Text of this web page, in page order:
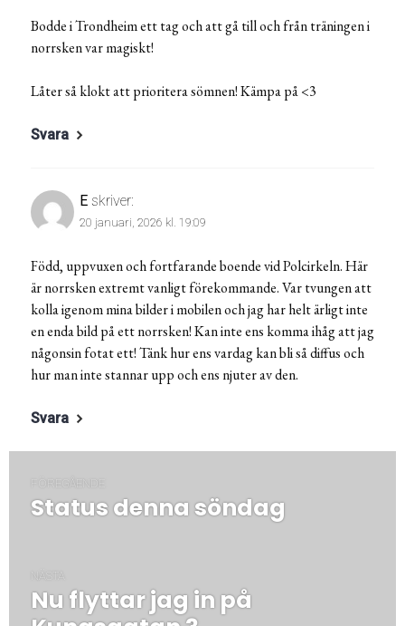
Bodde i Trondheim ett tag och att gå till och från träningen i
norrsken var magiskt!
Låter så klokt att prioritera sömnen! Kämpa på <3
Svara
E skriver:
20 januari, 2026 kl. 19:09
Född, uppvuxen och fortfarande boende vid Polcirkeln. Här
är norrsken extremt vanligt förekommande. Var tvungen att
kolla igenom mina bilder i mobilen och jag har helt ärligt inte
en enda bild på ett norrsken! Kan inte ens komma ihåg att jag
någonsin fotat ett! Tänk hur ens vardag kan bli så diffus och
hur man inte stannar upp och ens njuter av den.
Svara
FÖREGÅENDE
Föregående
Status denna söndag
NÄSTA
Nästa
post:
Nu flyttar jag in på